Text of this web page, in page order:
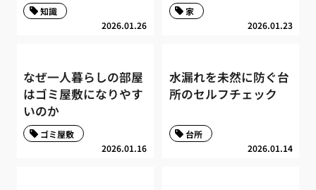
2026.01.26
知識
2026.01.23
家
なぜ一人暮らしの部屋
はゴミ屋敷になりやす
いのか
2026.01.16
ゴミ屋敷
水漏れを未然に防ぐ台
所のセルフチェック
2026.01.14
台所